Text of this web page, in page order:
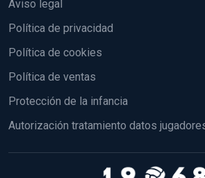
Aviso legal
Política de privacidad
Política de cookies
Política de ventas
Protección de la infancia
Autorización tratamiento datos